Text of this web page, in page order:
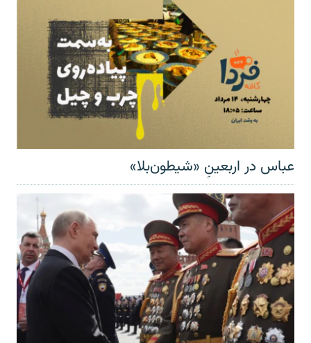
عباس در اربعینِ «شیطون‌بلا»